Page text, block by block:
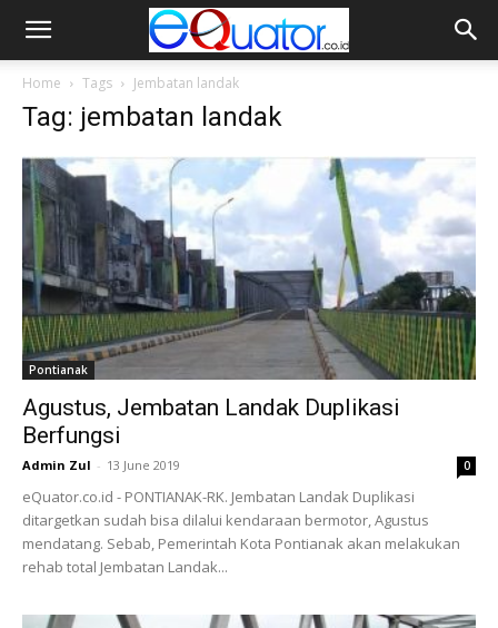
Home Tags Jembatan landak
Tag: jembatan landak
Pontianak
Agustus, Jembatan Landak Duplikasi
Berfungsi
Admin Zul - 13 June 2019 0
eQuator.co.id - PONTIANAK-RK. Jembatan Landak Duplikasi
ditargetkan sudah bisa dilalui kendaraan bermotor, Agustus
mendatang. Sebab, Pemerintah Kota Pontianak akan melakukan
rehab total Jembatan Landak...